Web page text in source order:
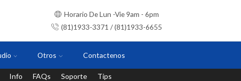
Horario De Lun -Vie 9am - 6pm
(81)1933-3371 / (81)1933-6655
Otros Contactenos
Info FAQs Soporte Tips